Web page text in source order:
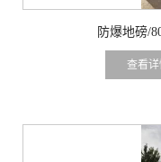
防爆地磅/
查看详